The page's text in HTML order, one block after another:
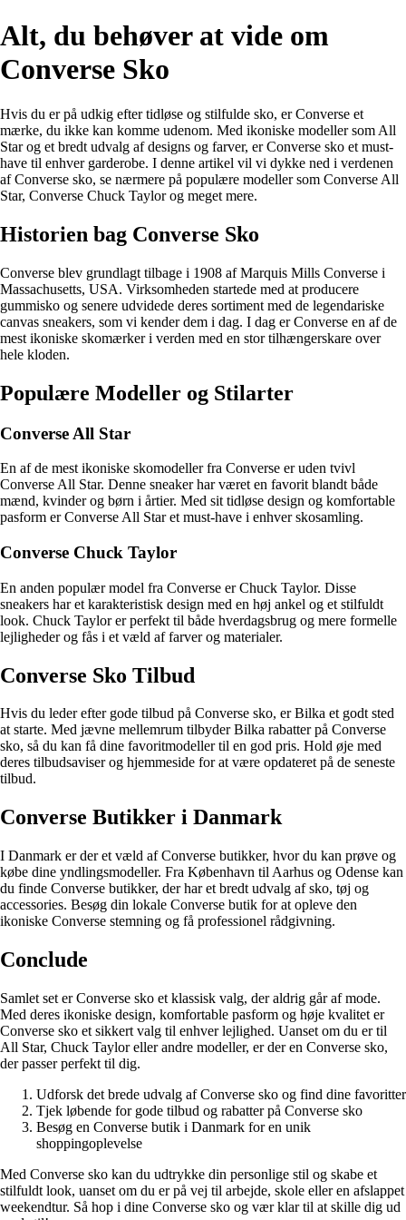
Alt, du behøver at vide om
Converse Sko
Hvis du er på udkig efter tidløse og stilfulde sko, er Converse et
mærke, du ikke kan komme udenom. Med ikoniske modeller som All
Star og et bredt udvalg af designs og farver, er Converse sko et must-
have til enhver garderobe. I denne artikel vil vi dykke ned i verdenen
af Converse sko, se nærmere på populære modeller som Converse All
Star, Converse Chuck Taylor og meget mere.
Historien bag Converse Sko
Converse blev grundlagt tilbage i 1908 af Marquis Mills Converse i
Massachusetts, USA. Virksomheden startede med at producere
gummisko og senere udvidede deres sortiment med de legendariske
canvas sneakers, som vi kender dem i dag. I dag er Converse en af de
mest ikoniske skomærker i verden med en stor tilhængerskare over
hele kloden.
Populære Modeller og Stilarter
Converse All Star
En af de mest ikoniske skomodeller fra Converse er uden tvivl
Converse All Star. Denne sneaker har været en favorit blandt både
mænd, kvinder og børn i årtier. Med sit tidløse design og komfortable
pasform er Converse All Star et must-have i enhver skosamling.
Converse Chuck Taylor
En anden populær model fra Converse er Chuck Taylor. Disse
sneakers har et karakteristisk design med en høj ankel og et stilfuldt
look. Chuck Taylor er perfekt til både hverdagsbrug og mere formelle
lejligheder og fås i et væld af farver og materialer.
Converse Sko Tilbud
Hvis du leder efter gode tilbud på Converse sko, er Bilka et godt sted
at starte. Med jævne mellemrum tilbyder Bilka rabatter på Converse
sko, så du kan få dine favoritmodeller til en god pris. Hold øje med
deres tilbudsaviser og hjemmeside for at være opdateret på de seneste
tilbud.
Converse Butikker i Danmark
I Danmark er der et væld af Converse butikker, hvor du kan prøve og
købe dine yndlingsmodeller. Fra København til Aarhus og Odense kan
du finde Converse butikker, der har et bredt udvalg af sko, tøj og
accessories. Besøg din lokale Converse butik for at opleve den
ikoniske Converse stemning og få professionel rådgivning.
Conclude
Samlet set er Converse sko et klassisk valg, der aldrig går af mode.
Med deres ikoniske design, komfortable pasform og høje kvalitet er
Converse sko et sikkert valg til enhver lejlighed. Uanset om du er til
All Star, Chuck Taylor eller andre modeller, er der en Converse sko,
der passer perfekt til dig.
Udforsk det brede udvalg af Converse sko og find dine favoritter
Tjek løbende for gode tilbud og rabatter på Converse sko
Besøg en Converse butik i Danmark for en unik
shoppingoplevelse
Med Converse sko kan du udtrykke din personlige stil og skabe et
stilfuldt look, uanset om du er på vej til arbejde, skole eller en afslappet
weekendtur. Så hop i dine Converse sko og vær klar til at skille dig ud